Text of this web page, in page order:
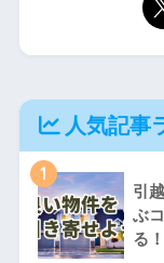
人気記事
1
引
ぶ
る！